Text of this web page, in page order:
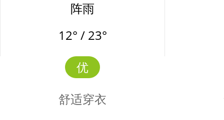
阵雨
12° / 23°
优
舒适穿衣